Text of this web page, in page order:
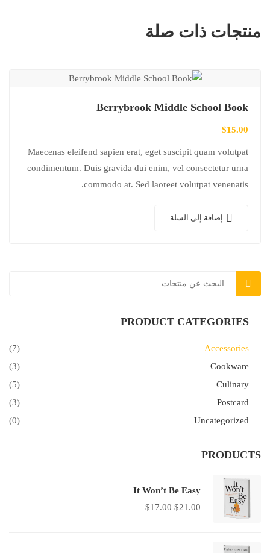
منتجات ذات صلة
Berrybrook Middle School Book
$15.00
Maecenas eleifend sapien erat, eget suscipit quam volutpat
condimentum. Duis gravida dui enim, vel consectetur urna
commodo at. Sed laoreet volutpat venenatis.
إضافة إلى السلة
PRODUCT CATEGORIES
Accessories
(7)
Cookware
(3)
Culinary
(5)
Postcard
(3)
Uncategorized
(0)
PRODUCTS
It Won’t Be Easy
$21.00
$17.00